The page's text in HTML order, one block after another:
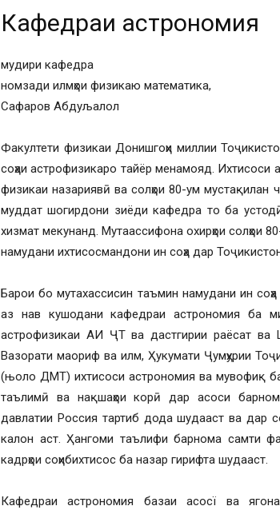
Кафедраи астрономия
мудири кафедра
номзади илмҳои физикаю математика,
Сафаров Абдуљалол
Факултети физикаи Донишгоҳи миллии
соҳаи астрофизикаро тайёр менамояд.
физикаи назариявӣ ва солҳои 80-ум
муддат шогирдони зиёди кафедра то ба устодӣ
хизмат мекунанд. Мутаассифона охирҳои солҳои
намудани ихтисосмандони ин соҳа дар
Барои бо мутахассисин таъмин намудани ин
аз нав кушодани кафедраи астрономия ба
астрофизикаи АИ ҶТ ва дастгирии раёсат
Вазорати маориф ва илм, Ҳукумати Ҷумҳурии
(њоло ДМТ) ихтисоси астрономия ва мувофиқ
таълимӣ ва нақшаҳои корӣ дар асоси
давлатии Россия тартиб дода шудааст ва дар
калон аст. Ҳангоми таълифи барнома самти
кадрҳои соҳибихтисос ба назар гирифта шудааст.
Кафедраи астрономия базаи асосї ва